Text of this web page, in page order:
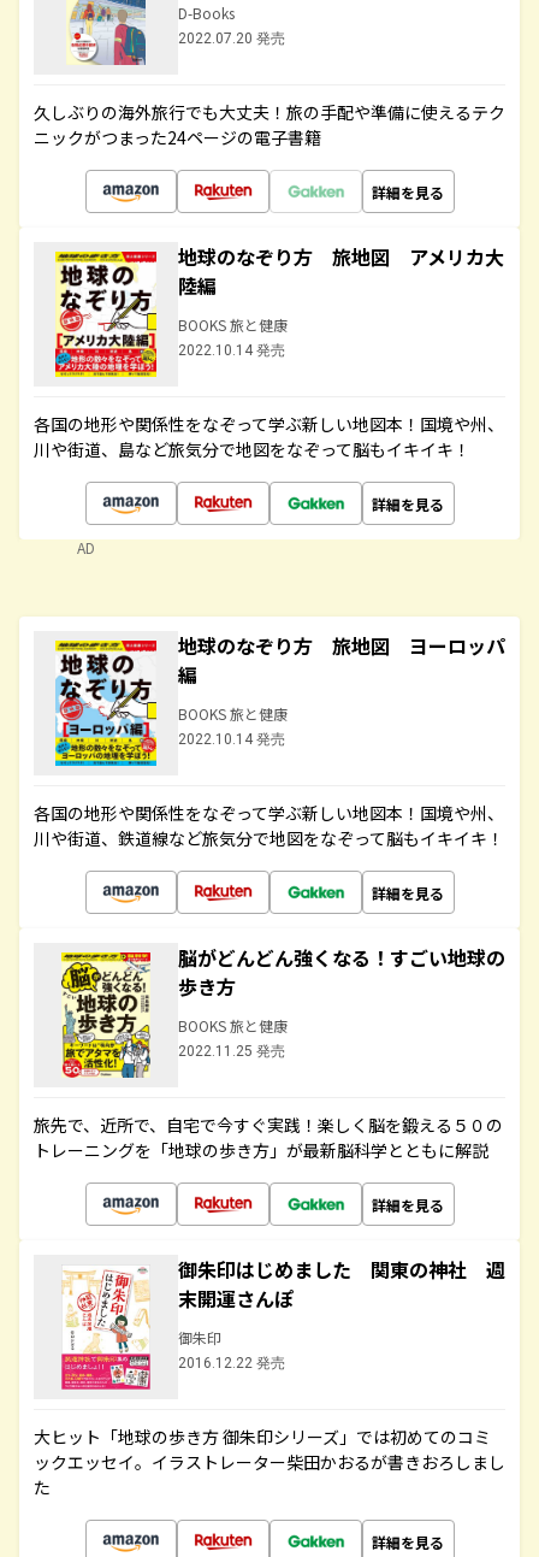
D-Books
2022.07.20 発売
久しぶりの海外旅行でも大丈夫！旅の手配や準備に使えるテク
ニックがつまった24ページの電子書籍
詳細を見る
地球のなぞり方 旅地図 アメリカ大
陸編
BOOKS 旅と健康
2022.10.14 発売
各国の地形や関係性をなぞって学ぶ新しい地図本！国境や州、
川や街道、島など旅気分で地図をなぞって脳もイキイキ！
詳細を見る
AD
地球のなぞり方 旅地図 ヨーロッパ
編
BOOKS 旅と健康
2022.10.14 発売
各国の地形や関係性をなぞって学ぶ新しい地図本！国境や州、
川や街道、鉄道線など旅気分で地図をなぞって脳もイキイキ！
詳細を見る
脳がどんどん強くなる！すごい地球の
歩き方
BOOKS 旅と健康
2022.11.25 発売
旅先で、近所で、自宅で今すぐ実践！楽しく脳を鍛える５０の
トレーニングを「地球の歩き方」が最新脳科学とともに解説
詳細を見る
御朱印はじめました 関東の神社 週
末開運さんぽ
御朱印
2016.12.22 発売
大ヒット「地球の歩き方 御朱印シリーズ」では初めてのコミ
ックエッセイ。イラストレーター柴田かおるが書きおろしまし
た
詳細を見る